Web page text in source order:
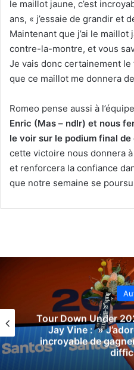
le maillot jaune, c’est
ans, « j’essaie de grandir et
Maintenant que j’ai le maillot
contre-la-montre, et vous
Je vais donc certainement le
que ce maillot me donnera
Romeo pense aussi à
Enric (Mas – ndlr) et nous
le voir sur le podium final
cette victoire nous donnera
et renforcera la confiance
que notre semaine se
Tour Down Under
Jay Vine : »
incroyable de